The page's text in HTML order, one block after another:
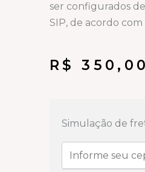
ser configurados
SIP, de acordo
R$ 350,00
Simulação de